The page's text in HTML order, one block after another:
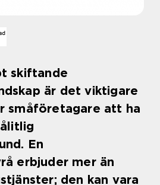
skiftande
är det viktigare
småföretagare att ha
En
erbjuder mer än
den kan vara